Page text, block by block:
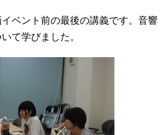
ベント前の最後の講義です。音響
て学びました。